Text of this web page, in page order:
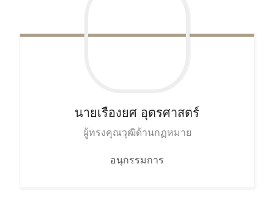
นายเรืองยศ อุตรศาสตร์
ผู้ทรงคุณวุฒิด้านกฏหมาย
อนุกรรมการ